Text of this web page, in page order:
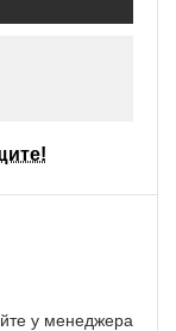
у менеджера